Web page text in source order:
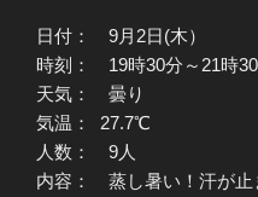
日付： 9月2日(木）
時刻： 19時30分～21時
天気： 曇り
気温： 27.7℃
人数： 9人
内容： 蒸し暑い！汗が止